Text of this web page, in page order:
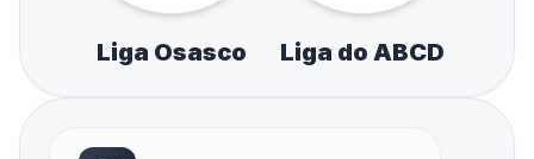
Liga Osasco Liga do ABCD